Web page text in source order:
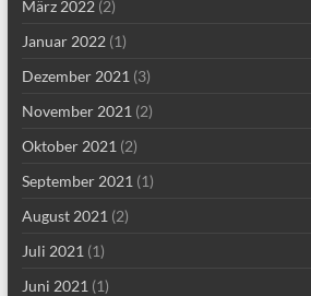
März 2022(2)
Januar 2022(1)
Dezember 2021 (3)
November 2021 (2)
Oktober 2021 (2)
September 2021 (1)
August 2021 (2)
Juli 2021 (1)
Juni 2021 (1)